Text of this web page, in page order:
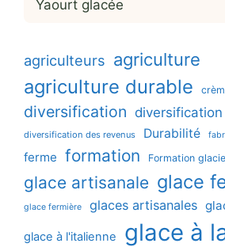
Yaourt glacée
agriculteurs agriculture
agriculture durable
diversification
diversification des revenus Durabilité
ferme formation Formation
glace artisanale glace
glace fermière glaces artisanales
glace à l'italienne glace à